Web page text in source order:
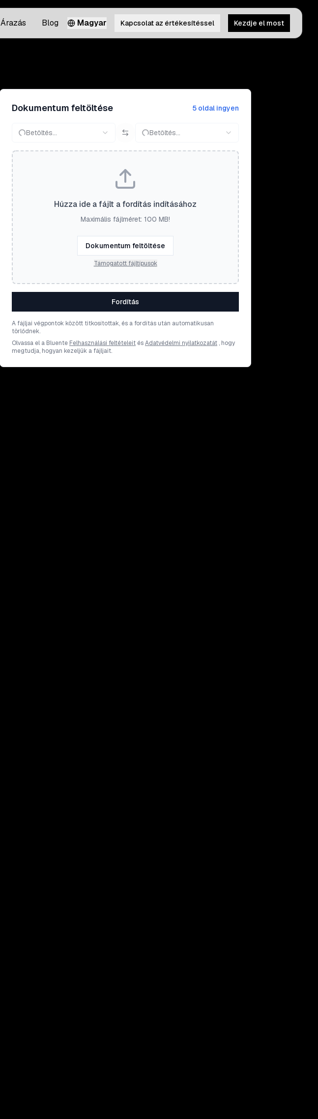
Árazás Blog Magyar Kapcsolat az értékesítéssel Kezdje el most
Dokumentum feltöltése 5 oldal ingyen
Betöltés... Betöltés...
Húzza ide a fájlt a fordítás indításához
Maximális fájlméret: 100 MB!
Dokumentum feltöltése
Támogatott fájltípusok
Fordítás
A fájljai végpontok között titkosítottak, és a fordítás után automatikusan
törlődnek.
Olvassa el a Bluente Felhasználási feltételeit ésAdatvédelmi nyilatkozatát , hogy
megtudja, hogyan kezeljük a fájljait.